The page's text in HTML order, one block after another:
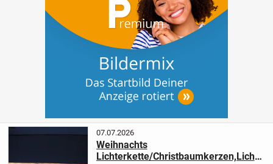
07.07.2026
Weihnachts
Lichterkette/Christbaumkerzen,Licht